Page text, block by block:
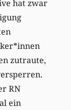
hat zwar
zutraute,
RN
ein